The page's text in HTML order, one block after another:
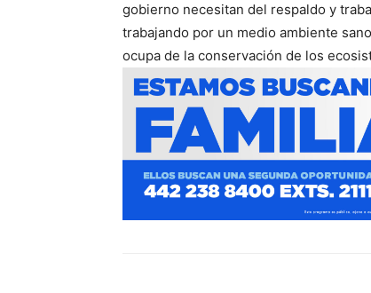
gobierno necesitan del respaldo y
trabajando por un medio ambiente
ocupa de la conservación de los